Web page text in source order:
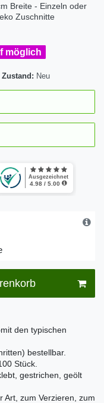
Breite - Einzeln oder
Zuschnitte
möglich
Zustand: Neu
den typischen
bestellbar.
Stück.
gestrichen, geölt
Art, zum Verzieren, zum